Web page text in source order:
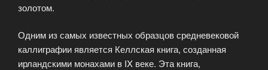
золотом.
Одним из самых известных образцов средневековой
каллиграфии является Келлская книга, созданная
ирландскими монахами в IX веке. Эта книга,